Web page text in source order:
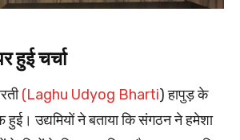
हुई चर्चा
(Laghu Udyog Bharti) हापुड़ के
हुई। उद्यमियों ने बताया कि संगठन ने हमेशा